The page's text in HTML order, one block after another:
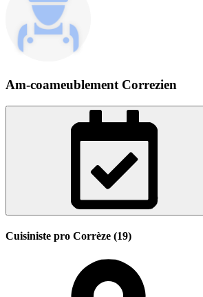
Am-coameublement Correzien
Cuisiniste pro Corrèze (19)